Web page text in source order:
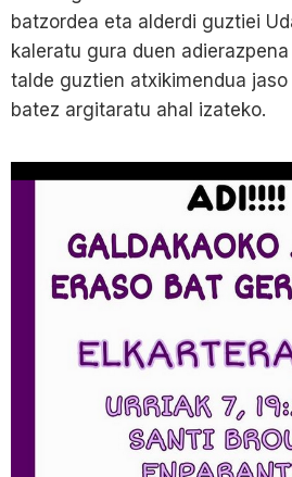
batzordea eta alderdi guztiei
kaleratu gura duen
talde guztien atxikimendua
batez argitaratu ahal izateko.